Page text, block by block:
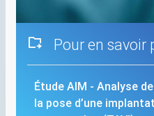
Pour en savoir
Étude AIM - Analyse
la pose d’une